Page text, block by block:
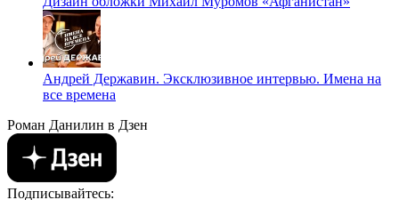
Андрей Державин. Эксклюзивное интервью. Имена на
все времена
Роман Данилин в Дзен
Подписывайтесь: